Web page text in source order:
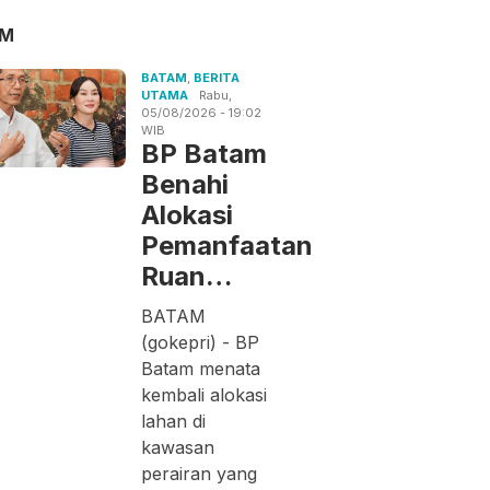
BATAM BERITA
UTAMA
Rabu,
05/08/2026 - 19:02
WIB
BP Batam
Benahi
Alokasi
Pemanfaatan
Ruan…
BATAM
(gokepri) - BP
Batam menata
kembali alokasi
lahan di
kawasan
perairan yang